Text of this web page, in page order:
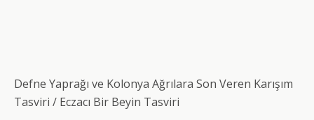
Defne Yaprağı ve Kolonya Ağrılara Son Veren Karışım
Tasviri / Eczacı Bir Beyin Tasviri